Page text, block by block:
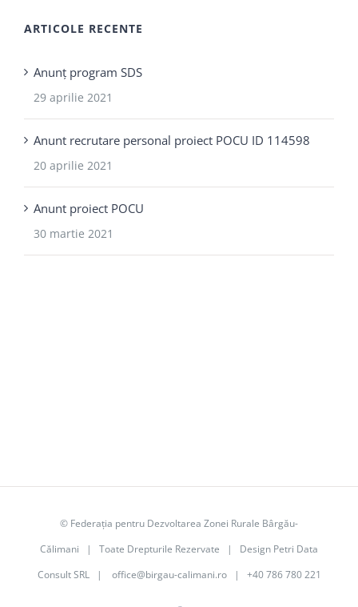
ARTICOLE RECENTE
Anunț program SDS
29 aprilie 2021
Anunt recrutare personal proiect POCU ID 114598
20 aprilie 2021
Anunt proiect POCU
30 martie 2021
© Federația pentru Dezvoltarea Zonei Rurale Bârgău-
Călimani | Toate Drepturile Rezervate | Design Petri Data
Consult SRL| office@birgau-calimani.ro| +40 786 780 221